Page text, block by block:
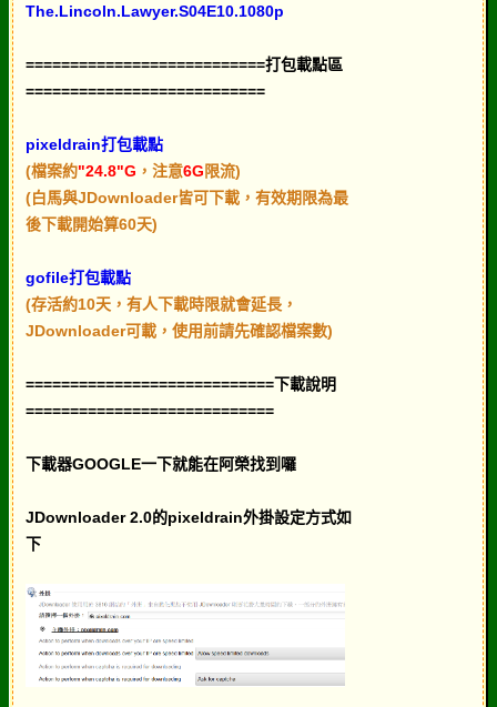
The.Lincoln.Lawyer.S04E10.1080p
===========================打包載點區
===========================
pixeldrain打包載點
(檔案約"24.8"G ，注意6G限流)
(白馬與JDownloader皆可下載，有效期限為最
後下載開始算60天)
gofile打包載點
(存活約10天，有人下載時限就會延長，
JDownloader可載，使用前請先確認檔案數)
============================下載說明
============================
下載器GOOGLE一下就能在阿榮找到囉
JDownloader 2.0的pixeldrain外掛設定方式如
下